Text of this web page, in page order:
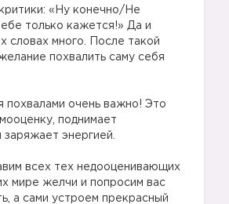
«Ну конечно/Не
только кажется!» Да и
словах много. После такой
похвалить саму себя
похвалами очень важно! Это
поднимает
заряжает энергией.
всех тех недооценивающих
мире желчи и попросим вас
а сами устроем прекрасный